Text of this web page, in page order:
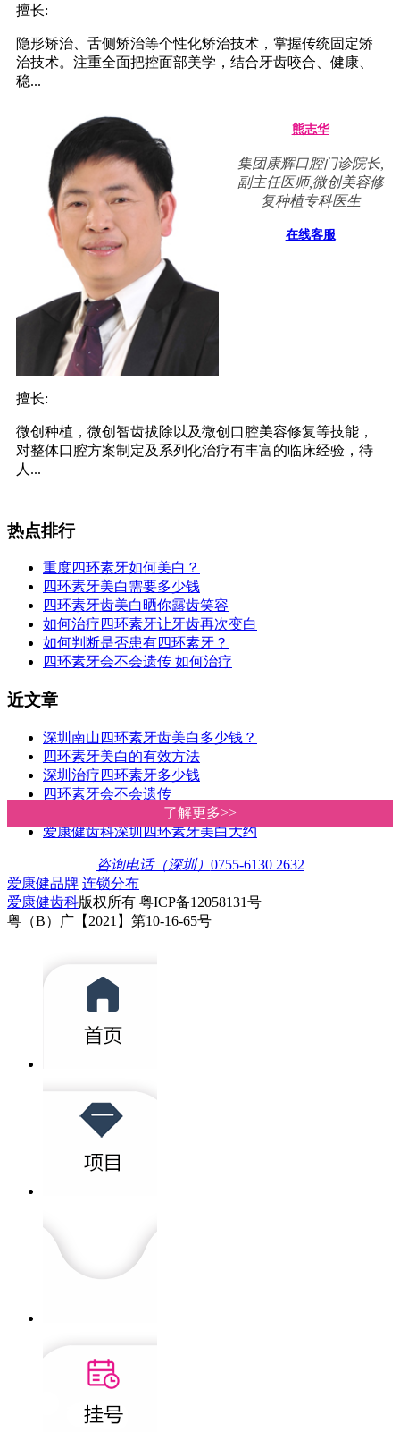
了解更多>>
了解更多>>
擅长:
隐形矫治、舌侧矫治等个性化矫治技术，掌握传统固定矫
治技术。注重全面把控面部美学，结合牙齿咬合、健康、
稳...
熊志华
集团康辉口腔门诊院长,
副主任医师,微创美容修
复种植专科医生
在线客服
擅长:
微创种植，微创智齿拔除以及微创口腔美容修复等技能，
对整体口腔方案制定及系列化治疗有丰富的临床经验，待
人...
热点排行
重度四环素牙如何美白？
四环素牙美白需要多少钱
四环素牙齿美白晒你露齿笑容
如何治疗四环素牙让牙齿再次变白
如何判断是否患有四环素牙？
四环素牙会不会遗传 如何治疗
近文章
深圳南山四环素牙齿美白多少钱？
四环素牙美白的有效方法
深圳治疗四环素牙多少钱
四环素牙会不会遗传
问深圳爱康健牙科医院 四环素牙怎
爱康健齿科深圳四环素牙美白大约
咨询电话（深圳） 0755-6130 2632
爱康健品牌 连锁分布
爱康健齿科版权所有 粤ICP备12058131号
粤（B）广【2021】第10-16-65号